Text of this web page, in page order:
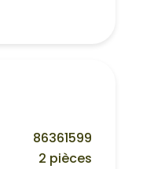
86361599
2 pièces